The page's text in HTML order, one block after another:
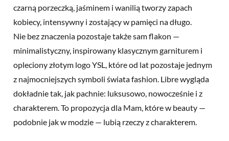
czarną porzeczką, jaśminem i wanilią tworzy zapach
kobiecy, intensywny i zostający w pamięci na długo.
Nie bez znaczenia pozostaje także sam flakon —
minimalistyczny, inspirowany klasycznym garniturem i
opleciony złotym logo YSL, które od lat pozostaje jednym
z najmocniejszych symboli świata fashion. Libre wygląda
dokładnie tak, jak pachnie: luksusowo, nowocześnie i z
charakterem. To propozycja dla Mam, które w beauty —
podobnie jak w modzie — lubią rzeczy z charakterem.